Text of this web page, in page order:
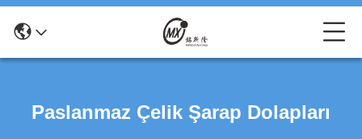
Paslanmaz Çelik Şarap Dolapları